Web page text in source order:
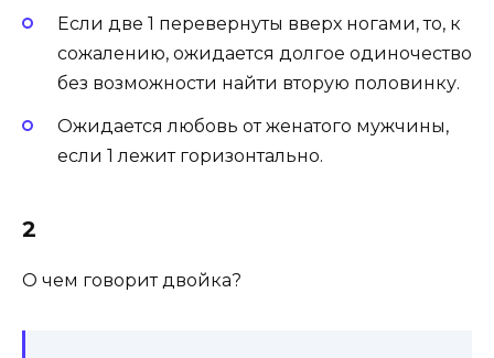
Если две 1 перевернуты вверх ногами, то, к
сожалению, ожидается долгое одиночество
без возможности найти вторую половинку.
Ожидается любовь от женатого мужчины,
если 1 лежит горизонтально.
2
О чем говорит двойка?